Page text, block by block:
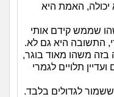
יכולה, האמת היא
שממש קידם אותי
התשובה היא גם לא.
בזה משהו מאוד בוגר,
תלויים לגמרי
לגדולים בלבד.